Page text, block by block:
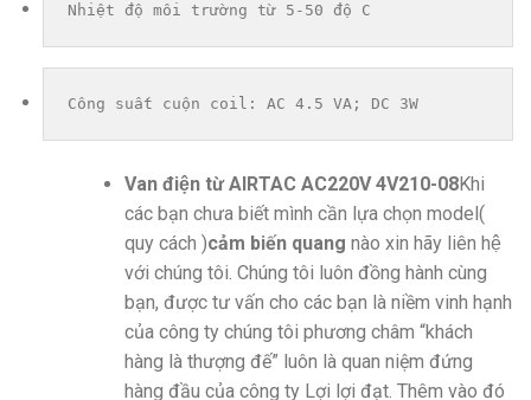
Nhiệt độ môi trường từ 5-50 độ C
Công suất cuộn coil: AC 4.5 VA; DC 3W
Van điện từ AIRTAC AC220V 4V210-08Khi
các bạn chưa biết mình cần lựa chọn model(
quy cách )cảm biến quang nào xin hãy liên hệ
với chúng tôi. Chúng tôi luôn đồng hành cùng
bạn, được tư vấn cho các bạn là niềm vinh hạnh
của công ty chúng tôi phương châm “khách
hàng là thượng đế” luôn là quan niệm đứng
hàng đầu của công ty Lợi lợi đạt. Thêm vào đó